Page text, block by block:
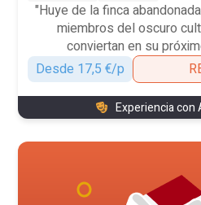
"Huye de la finca
miembros del oscuro
conviertan en su
Desde 17,5 €/p
Experiencia con